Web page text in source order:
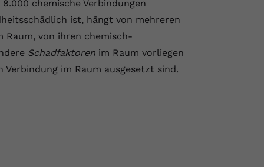
chemische Verbindungen
ist, hängt von mehreren
von ihren chemisch-
Schadfaktoren im Raum vorliegen
im Raum ausgesetzt sind.